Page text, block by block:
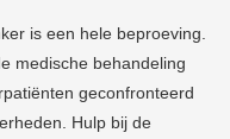
is een hele beproeving.
medische behandeling
geconfronteerd
Hulp bij de